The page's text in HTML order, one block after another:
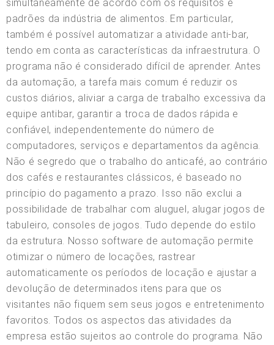
simultaneamente de acordo com os requisitos e
padrões da indústria de alimentos. Em particular,
também é possível automatizar a atividade anti-bar,
tendo em conta as características da infraestrutura. O
programa não é considerado difícil de aprender. Antes
da automação, a tarefa mais comum é reduzir os
custos diários, aliviar a carga de trabalho excessiva da
equipe antibar, garantir a troca de dados rápida e
confiável, independentemente do número de
computadores, serviços e departamentos da agência.
Não é segredo que o trabalho do anticafé, ao contrário
dos cafés e restaurantes clássicos, é baseado no
princípio do pagamento a prazo. Isso não exclui a
possibilidade de trabalhar com aluguel, alugar jogos de
tabuleiro, consoles de jogos. Tudo depende do estilo
da estrutura. Nosso software de automação permite
otimizar o número de locações, rastrear
automaticamente os períodos de locação e ajustar a
devolução de determinados itens para que os
visitantes não fiquem sem seus jogos e entretenimento
favoritos. Todos os aspectos das atividades da
empresa estão sujeitos ao controle do programa. Não